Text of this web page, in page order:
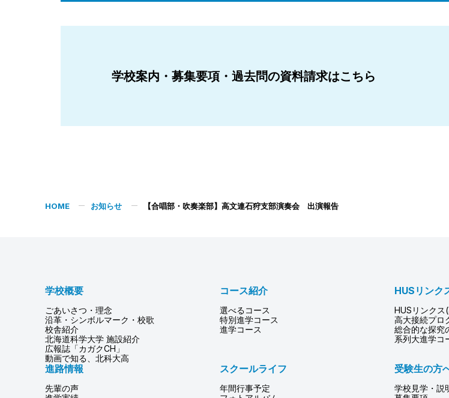
学校案内・募集要項・過去問の資料請求はこちら
HOME お知らせ 【合唱部・吹奏楽部】高文連石狩支部演奏会 出演報告
学校概要
ごあいさつ・理念
沿革・シンボルマーク・校歌
校舎紹介
北海道科学大学 施設紹介
広報誌「カガクCH」
動画で知る、北科大高
コース紹介
選べるコース
特別進学コース
進学コース
HUSリンク
HUSリンクス
高大接続プロ
総合的な探究
系列大進学コ
進路情報
先輩の声
スクールライフ
年間行事予定
受験生の方
学校見学・説